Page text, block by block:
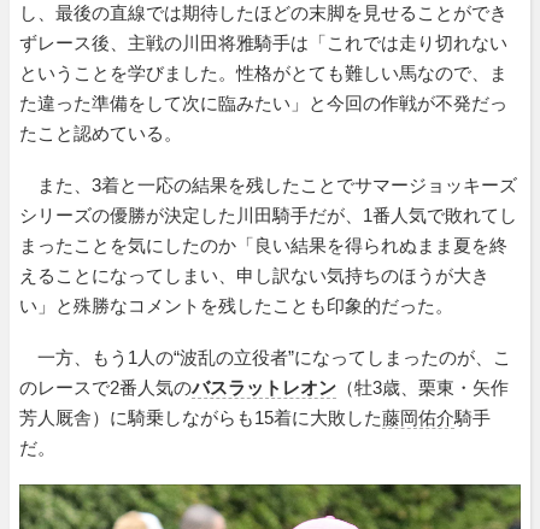
し、最後の直線では期待したほどの末脚を見せることができ
ずレース後、主戦の川田将雅騎手は「これでは走り切れない
ということを学びました。性格がとても難しい馬なので、ま
た違った準備をして次に臨みたい」と今回の作戦が不発だっ
たこと認めている。
また、3着と一応の結果を残したことでサマージョッキーズ
シリーズの優勝が決定した川田騎手だが、1番人気で敗れてし
まったことを気にしたのか「良い結果を得られぬまま夏を終
えることになってしまい、申し訳ない気持ちのほうが大き
い」と殊勝なコメントを残したことも印象的だった。
一方、もう1人の“波乱の立役者”になってしまったのが、こ
のレースで2番人気のバスラットレオン （牡3歳、栗東・矢作
芳人厩舎）に騎乗しながらも15着に大敗した藤岡佑介騎手
だ。